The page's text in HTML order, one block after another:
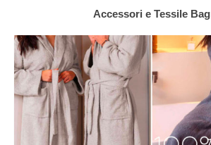
CONTATTI
NUOVA APERTURA
Accessori e Tessile